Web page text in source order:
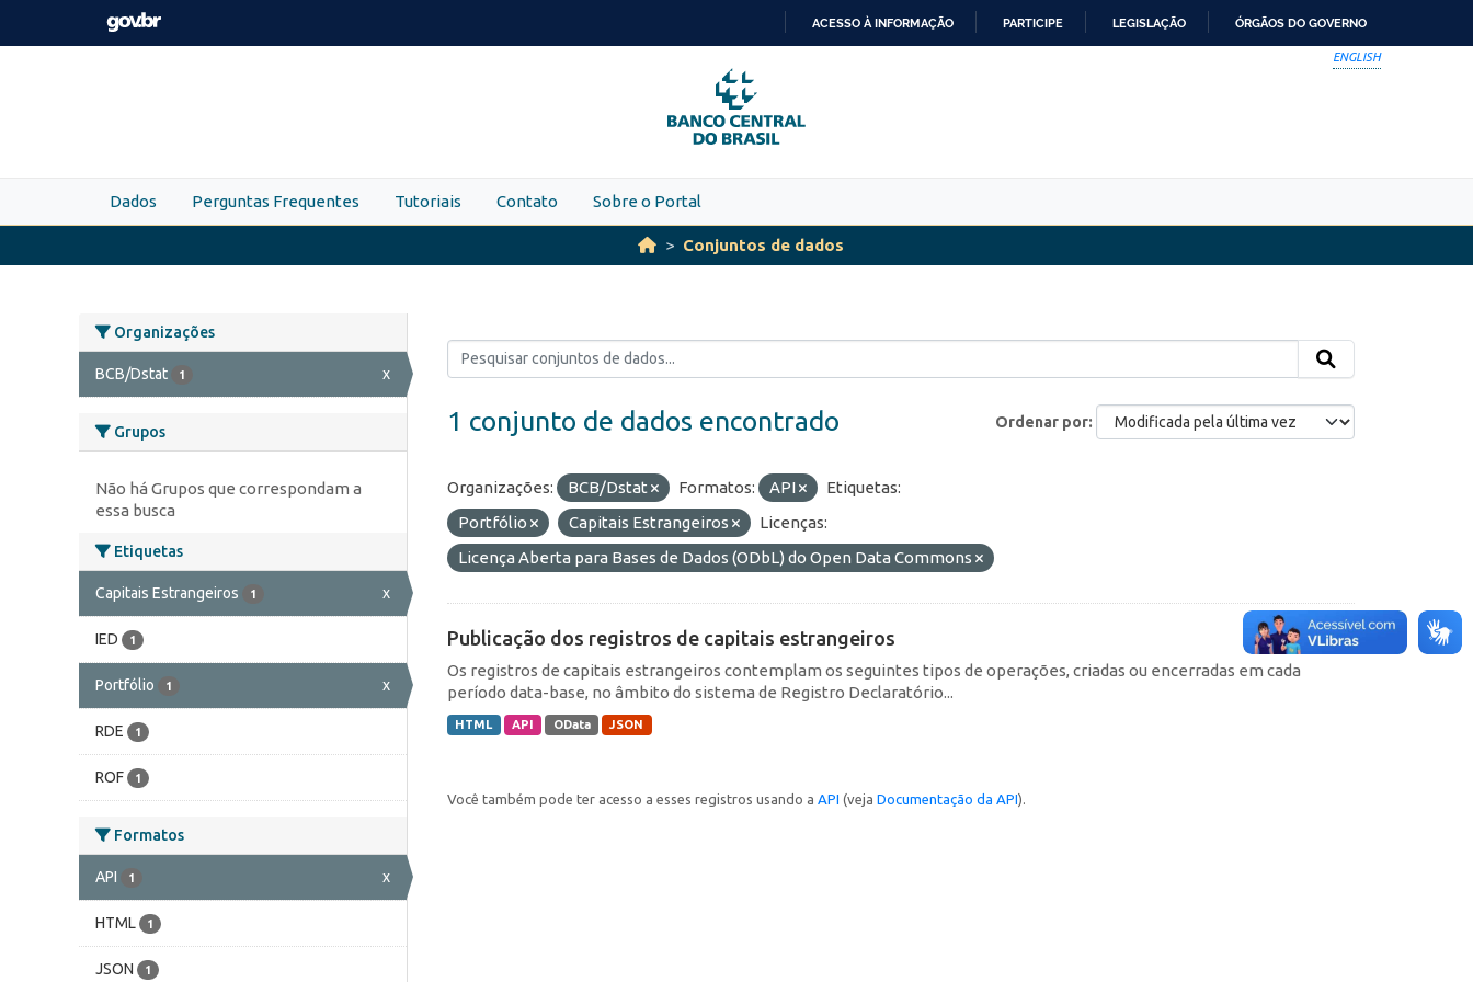
Skip to main content
PARA
O
CONTEÚDO
ACESSO À INFORMAÇÃO PARTICIPE LEGISLAÇÃO ÓRGÃOS DO GOVERNO
ENGLISH
Dados Perguntas Frequentes Tutoriais Contato Sobre o Portal
Conjuntos de dados
Organizações
BCB/Dstat 1 x
Grupos
Não há Grupos que correspondam a
essa busca
Etiquetas
Capitais Estrangeiros 1 x
IED 1
Portfólio 1 x
RDE 1
ROF 1
Formatos
API 1 x
HTML 1
JSON 1
Ordenar por
1 conjunto de dados encontrado
Organizações: BCB/Dstat Formatos: API
Etiquetas:
Portfólio
Capitais Estrangeiros
Licenças:
Licença Aberta para Bases de Dados (ODbL) do Open Data Commons
Publicação dos registros de capitais estrangeiros
Os registros de capitais estrangeiros contemplam os seguintes tipos de operações, criadas ou encerradas em cada
período data-base, no âmbito do sistema de Registro Declaratório...
HTML API OData JSON
Você também pode ter acesso a esses registros usando a API (veja Documentação da API).